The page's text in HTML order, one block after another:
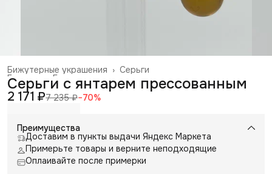
Серьги
Бижутерные украшения ›
Галантерея и аксессуары
Главная ›
Серьги с янтарем прессованным
2 171 ₽7 235 ₽−70%
Преимущества
Доставим в пункты выдачи Яндекс Маркета
Примерьте товары и верните неподходящие
Оплаивайте после примерки